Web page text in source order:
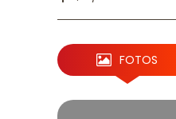
FOTOS